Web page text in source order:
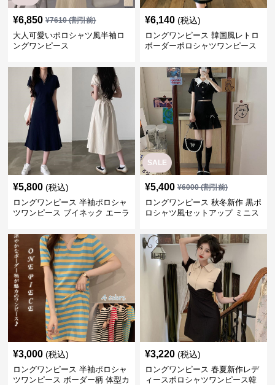
¥6,850 ¥7610(割引前)
大人可愛いポロシャツ風半袖ロ
ングワンピース
¥6,140 (税込)
ロングワンピース 韓国風レトロ
ボーダーポロシャツワンピース
¥5,800 (税込)
ロングワンピース 半袖ポロシャ
ツワンピース ブイネック エーラ
SALE
¥5,400 ¥6000(割引前)
ロングワンピース 秋冬新作 黒ポ
ロシャツ風セットアップ ミニス
¥3,000 (税込)
ロングワンピース 半袖ポロシャ
ツワンピース ボーダー柄 体型カ
¥3,220 (税込)
ロングワンピース 春夏新作レデ
ィースポロシャツワンピース韓